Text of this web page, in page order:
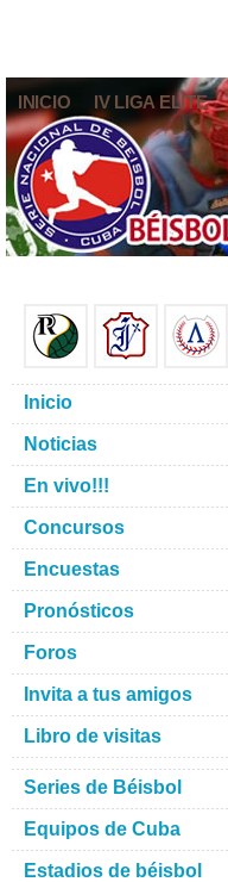
INICIO IV LIGA ELITE
Inicio
Noticias
En vivo!!!
Concursos
Encuestas
Pronósticos
Foros
Invita a tus amigos
Libro de visitas
Series de Béisbol
Equipos de Cuba
Estadios de béisbol